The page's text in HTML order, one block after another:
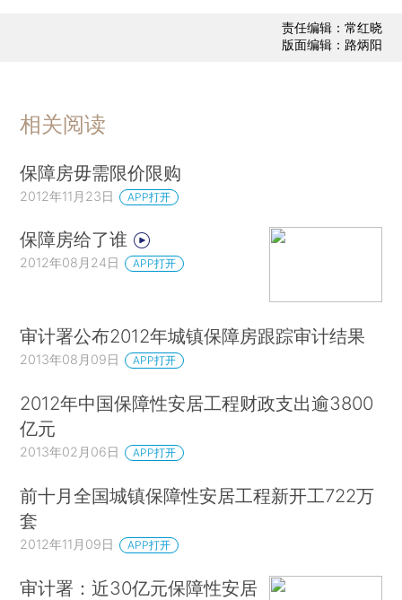
责任编辑：常红晓
版面编辑：路炳阳
相关阅读
保障房毋需限价限购
2012年11月23日 APP打开
保障房给了谁
2012年08月24日 APP打开
审计署公布2012年城镇保障房跟踪审计结果
2013年08月09日 APP打开
2012年中国保障性安居工程财政支出逾3800
亿元
2013年02月06日 APP打开
前十月全国城镇保障性安居工程新开工722万
套
2012年11月09日 APP打开
审计署：近30亿元保障性安居